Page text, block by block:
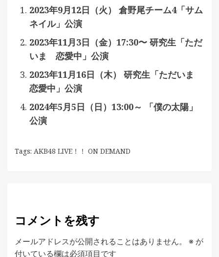
2023年9月12日（火） 倉野尾チーム4「サム
ネイル」公演
2023年11月3日（金）17:30〜 研究生「ただ
いま 恋愛中」公演
2023年11月16日（木） 研究生「ただいま
恋愛中」公演
2024年5月5日（日）13:00～ 「僕の太陽」
公演
Tags: AKB48 LIVE！！ ON DEMAND
コメントを残す
メールアドレスが公開されることはありません。 ※ が
付いている欄は必須項目です